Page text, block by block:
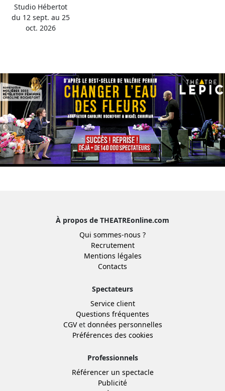
Studio Hébertot
du 12 sept. au 25
oct. 2026
À propos de THEATREonline.com
Qui sommes-nous ?
Recrutement
Mentions légales
Contacts
Spectateurs
Service client
Questions fréquentes
CGVet données personnelles
Préférences des cookies
Professionnels
Référencer un spectacle
Publicité